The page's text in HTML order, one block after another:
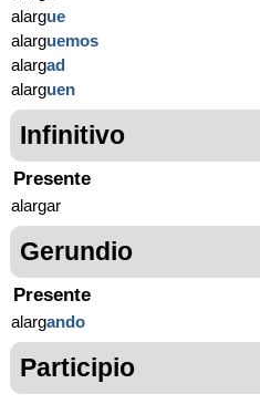
alargue
alarguemos
alargad
alarguen
Infinitivo
Presente
alargar
Gerundio
Presente
alargando
Participio